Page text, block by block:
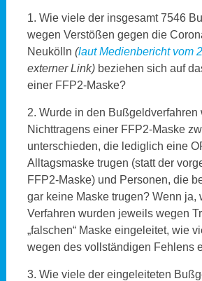
1. Wie viele der insgesamt 7546
wegen Verstößen gegen die
Neukölln (laut Medienbericht vom
externer Link)beziehen sich auf
einer FFP2-Maske?
2. Wurde in den Bußgeldverfahren
Nichttragens einer FFP2-Maske
unterschieden, die lediglich eine
Alltagsmaske trugen (statt der
FFP2-Maske) und Personen, die
gar keine Maske trugen? Wenn ja,
Verfahren wurden jeweils wegen
„falschen“ Maske eingeleitet, wie
wegen des vollständigen Fehlens
3. Wie viele der eingeleiteten